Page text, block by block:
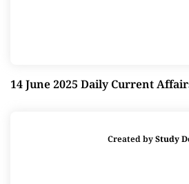
14 June 2025 Daily Current
Created byStudy